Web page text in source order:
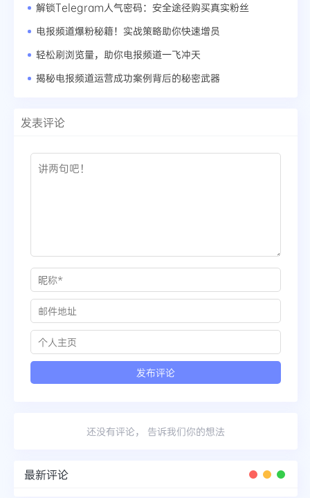
解锁Telegram人气密码：安全途径购买真实粉丝
电报频道爆粉秘籍！实战策略助你快速增员
轻松刷浏览量，助你电报频道一飞冲天
揭秘电报频道运营成功案例背后的秘密武器
发表评论
还没有评论， 告诉我们你的想法
最新评论